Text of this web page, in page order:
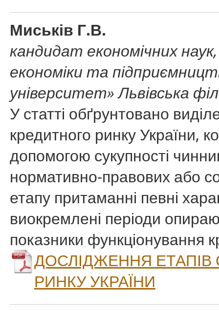
Миськів Г.В.
кандидат економічних
економіки та
університет» Львівська
У статті обґрунтовано
кредитного ринку України,
допомогою сукупності
нормативно-правових або
етапу притаманні певні
виокремлені періоди
показники функціонування
ДОСЛІДЖЕННЯ
РИНКУ УКРАЇНИ